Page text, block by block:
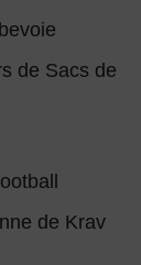
de Sacs de
de Krav